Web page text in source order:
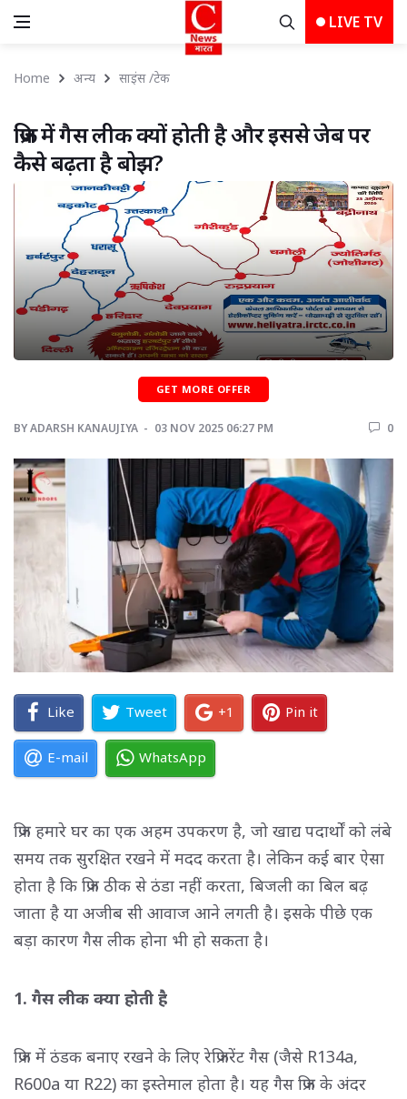
LIVE TV
Home अन्य साइंस /टेक
फ्रिज में गैस लीक क्यों होती है और इससे जेब पर
कैसे बढ़ता है बोझ?
GET MORE OFFER
BYADARSH KANAUJIYA 03 NOV 2025 06:27 PM 0
Like Tweet +1 Pin it
E-mail WhatsApp
फ्रिज हमारे घर का एक अहम उपकरण है, जो खाद्य पदार्थों को लंबे
समय तक सुरक्षित रखने में मदद करता है। लेकिन कई बार ऐसा
होता है कि फ्रिज ठीक से ठंडा नहीं करता, बिजली का बिल बढ़
जाता है या अजीब सी आवाज आने लगती है। इसके पीछे एक
बड़ा कारण गैस लीक होना भी हो सकता है।
1. गैस लीक क्या होती है
फ्रिज में ठंडक बनाए रखने के लिए रेफ्रिजरेंट गैस (जैसे R134a,
R600a या R22) का इस्तेमाल होता है। यह गैस फ्रिज के अंदर